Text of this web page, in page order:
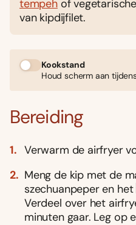
tempehof
van kipdijfilet.
Kookstand
Houd scherm aan
Bereiding
Verwarm de airfryer
Meng de kip met de
szechuanpeper en
Verdeel over het
minuten gaar. Leg op